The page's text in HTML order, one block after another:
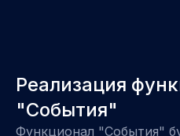
Реализация
"События"
Функционал "События"